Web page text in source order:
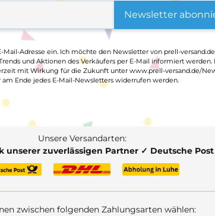
Newsletter
Adresse ein. Ich möchte den Newsletter von prell-
und Aktionen des Verkäufers per E-Mail informiert werden.
mit Wirkung für die Zukunft unter www.prell-versand.de/
am Ende jedes E-Mail-Newsletters widerrufen werden.
Unsere Versandarten:
unserer zuverlässigen Partner ✓ Deutsche
zwischen folgenden Zahlungsarten wählen: